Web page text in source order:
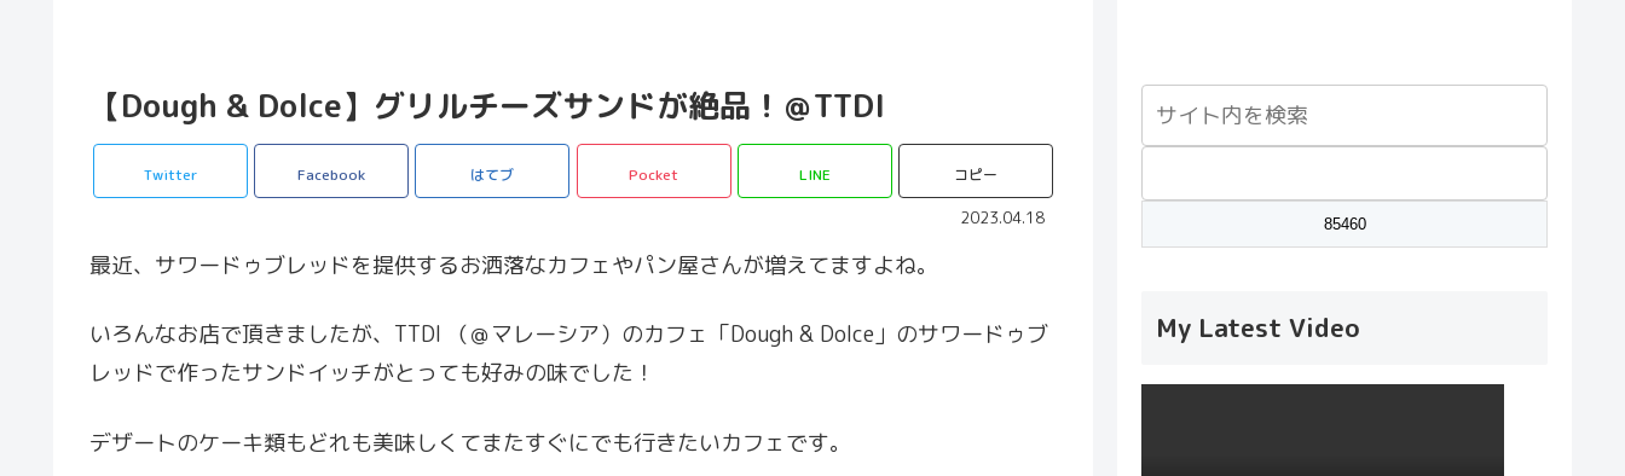
【Dough & Dolce】グリルチーズサンドが絶品！＠TTDI
Twitter Facebook はてブ Pocket LINE コピー
2023.04.18
最近、サワードゥブレッドを提供するお洒落なカフェやパン屋さんが増えてますよね。
いろんなお店で頂きましたが、TTDI （＠マレーシア）のカフェ「Dough & Dolce」のサワードゥブ
レッドで作ったサンドイッチがとっても好みの味でした！
デザートのケーキ類もどれも美味しくてまたすぐにでも行きたいカフェです。
My Latest Video